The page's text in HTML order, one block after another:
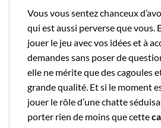
Vous vous sentez chanceux
qui est aussi perverse que vous.
jouer le jeu avec vos idées et à
demandes sans poser de
elle ne mérite que des cagoules
grande qualité. Et si le moment
jouer le rôle d’une chatte
porter rien de moins que cette